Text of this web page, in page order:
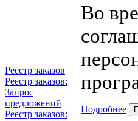
Реестр заказов
Реестр заказов:
Запрос
предложений
Реестр заказов:
Во
Подробнее